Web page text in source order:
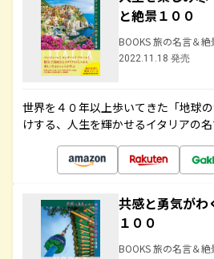
と絶景１００
BOOKS 旅の名言＆絶
2022.11.18 発売
世界を４０年以上歩いてきた「地球
けする、人生を輝かせるイタリアの
共感と勇気がわ
１００
BOOKS 旅の名言＆絶